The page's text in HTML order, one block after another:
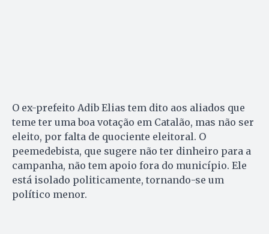
O ex-prefeito Adib Elias tem dito aos aliados que
teme ter uma boa votação em Catalão, mas não ser
eleito, por falta de quociente eleitoral. O
peemedebista, que sugere não ter dinheiro para a
campanha, não tem apoio fora do município. Ele
está isolado politicamente, tornando-se um
político menor.